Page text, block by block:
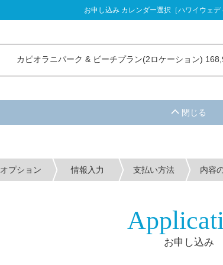
お申し込み カレンダー選択［ハワイウェデ
カピオラニパーク & ビーチプラン(2ロケーション)
お申し込み カレンダー選択
オプション 情報入力 支払い方法 内容
お申し込み